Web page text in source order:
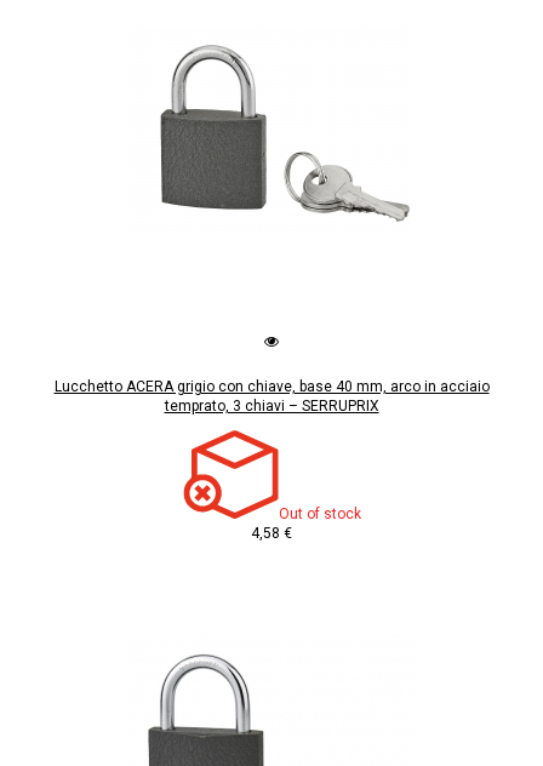
Lucchetto ACERA grigio con chiave, base 40 mm, arco in acciaio
temprato, 3 chiavi – SERRUPRIX
Out of stock
4,58 €